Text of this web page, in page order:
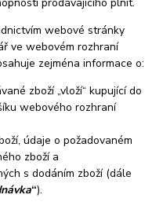
webové stránky
ve webovém rozhraní
zejména informace o:
zboží „vloží“ kupující do
webového rozhraní
údaje o požadovaném
zboží a
s dodáním zboží (dále
“).